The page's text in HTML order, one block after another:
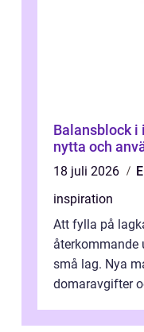
Balansblock
nytta och
18 juli 2026
inspiration
Att fylla på
återkommande
små lag. Nya
domaravgifter
behöver...